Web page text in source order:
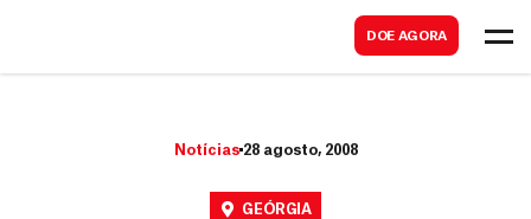
DOE AGORA
Notícias 28 agosto, 2008
GEÓRGIA
a
r